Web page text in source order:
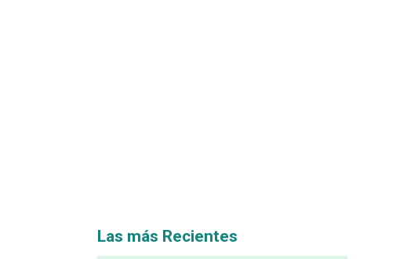
Las más Recientes